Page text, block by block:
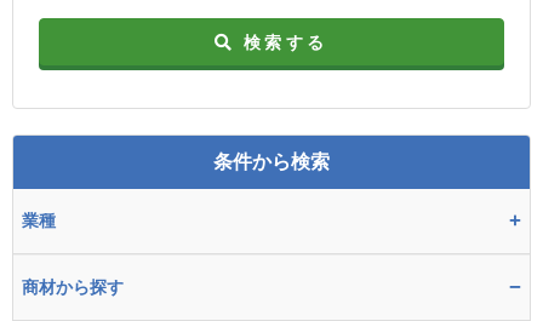
検索する
条件から検索
業種 +
商材から探す −